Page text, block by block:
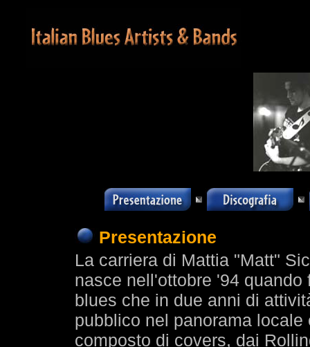
Presentazione
La carriera di Mattia "Matt"
nasce nell'ottobre '94
blues che in due anni di
pubblico nel panorama
composto di covers, dai